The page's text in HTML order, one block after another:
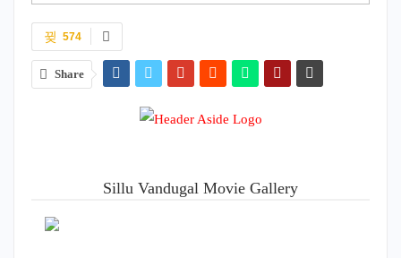
574
Share
Sillu Vandugal Movie Gallery